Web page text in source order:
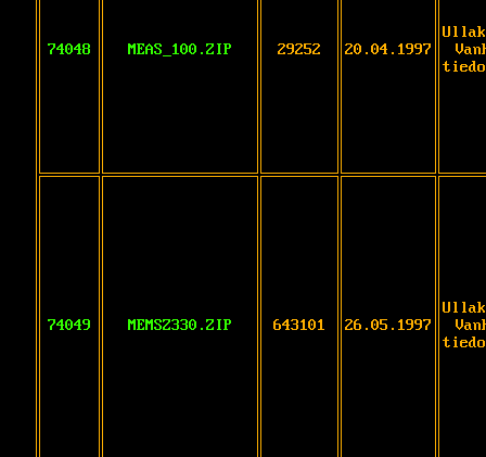
74048 MEAS_100.ZIP 29252 20.04.1997
74049 MEMSZ330.ZIP 643101 26.05.1997